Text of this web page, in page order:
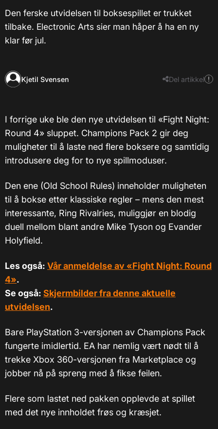
Den ferske utvidelsen til boksespillet er trukket
tilbake. Electronic Arts sier man håper å ha en ny
klar før jul.
Kjetil Svensen Del artikkel
I forrige uke ble den nye utvidelsen til «Fight Night:
Round 4» sluppet. Champions Pack 2 gir deg
muligheter til å laste ned flere boksere og samtidig
introdusere deg for to nye spillmoduser.
Den ene (Old School Rules) inneholder muligheten
til å bokse etter klassiske regler – mens den mest
interessante, Ring Rivalries, muliggjør en blodig
duell mellom blant andre Mike Tyson og Evander
Holyfield.
Les også: Vår anmeldelse av «Fight Night: Round
4».
Se også: Skjermbilder fra denne aktuelle
utvidelsen.
Bare PlayStation 3-versjonen av Champions Pack
fungerte imidlertid. EA har nemlig vært nødt til å
trekke Xbox 360-versjonen fra Marketplace og
jobber nå på spreng med å fikse feilen.
Flere som lastet ned pakken opplevde at spillet
med det nye innholdet frøs og kræsjet.